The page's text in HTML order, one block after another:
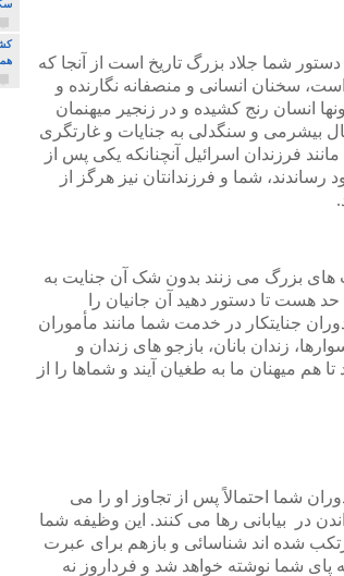
شما جلاد بزرگ تاریخ است از آنجا که
سخنان انسانی و منصفانه نگارنده و
انسان رنج کشیده و در زنجیر میهنمان
بیشرمی و سنگدلی به جنایات و غارتگری
فرزندان اسرائیل آنچنانکه یکی پس از
شما و فرزندانتان نیز هرگز از
های بزرگ می زنند بدون شک آن جنایت به
هست تا دستور دهید آن جانیان را
جنایتکار در خدمت شما مانند مأموران
زندان بانان، بازجو های زندان و
هم میهنان ما به طغیان آیند و شماها را از
شما احتمالاً پس از تجاوز او را می
در بیابانی رها می کنند. این وظیفه شما
شده اند شناسائی و بازهم برای عبرت
پای شما نوشته خواهد شد و فرداروز نه